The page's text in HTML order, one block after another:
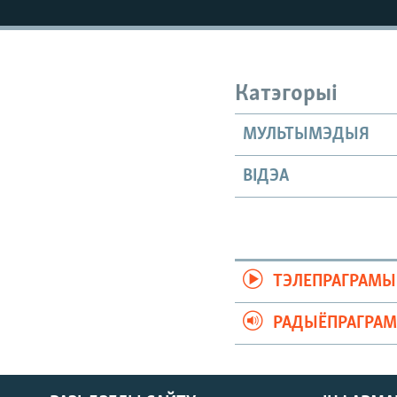
КАЛЯНДАР
НА ХВАЛЯХ СВАБОДЫ
Катэгорыі
МУЛЬТЫМЭДЫЯ
ВІДЭА
ТЭЛЕПРАГРАМЫ